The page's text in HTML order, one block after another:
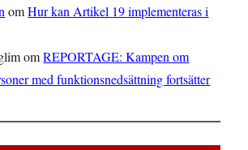
omHur kan Artikel 19 implementeras i
omREPORTAGE: Kampen om
med funktionsnedsättning fortsätter